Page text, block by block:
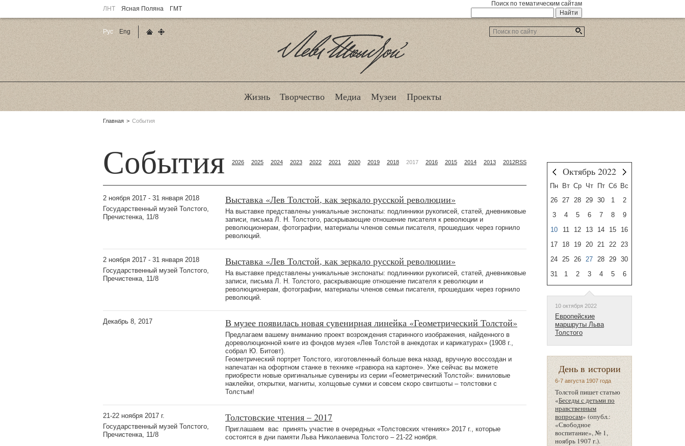
ЛНТ Ясная Поляна ГМТ
Поиск по тематическим сайтам
Лев Толстой
Жизнь Творчество Медиа Музеи Проекты
Родительские
Главная События
События 2026 2025 2024 2023 2022 2021 2020 2019 2018 2017 2016 2015 2014 2013 2012RSS
2 ноября 2017 - 31 января 2018
Государственный музей Толстого,
Пречистенка, 11/8
Выставка «Лев Толстой, как зеркало русской революции»
На выставке представлены уникальные экспонаты: подлинники рукописей, статей, дневниковые
записи, письма Л. Н. Толстого, раскрывающие отношение писателя к революции и
революционерам, фотографии, материалы членов семьи писателя, прошедших через горнило
революций.
2 ноября 2017 - 31 января 2018
Государственный музей Толстого,
Пречистенка, 11/8
Выставка «Лев Толстой, как зеркало русской революции»
На выставке представлены уникальные экспонаты: подлинники рукописей, статей, дневниковые
записи, письма Л. Н. Толстого, раскрывающие отношение писателя к революции и
революционерам, фотографии, материалы членов семьи писателя, прошедших через горнило
революций.
Декабрь 8, 2017 В музее появилась новая сувенирная линейка «Геометрический Толстой»
Предлагаем вашему вниманию проект возрождения старинного изображения, найденного в
дореволюционной книге из фондов музея «Лев Толстой в анекдотах и карикатурах» (1908 г.,
собрал Ю. Битовт).
Геометрический портрет Толстого, изготовленный больше века назад, вручную воссоздан и
напечатан на офортном станке в технике «гравюра на картоне». Уже сейчас вы можете
приобрести новые оригинальные сувениры из серии «Геометрический Толстой»: виниловые
наклейки, открытки, магниты, холщовые сумки и совсем скоро свитшоты – толстовки с
Толстым!
21-22 ноября 2017 г.
Государственный музей Толстого,
Пречистенка, 11/8
Толстовские чтения – 2017
Приглашаем вас принять участие в очередных «Толстовских чтениях» 2017 г., которые
состоятся в дни памяти Льва Николаевича Толстого – 21-22 ноября.
Октябрь 2022
Пн Вт Ср Чт Пт Сб Вс
26
27 28 29 30 1
2
3
4 5 6 7 8
9
10
11 12 13 14 15
16
17
18 19 20 21 22
23
24
25 26 27 28 29
30
31
1 2 3 4 5 6
10 октября 2022
Европейские
маршруты Льва
Толстого
День в истории
6-7 августа 1907 года
Толстой пишет статью
«Беседы с детьми по
нравственным
вопросам» (опубл.:
«Свободное
воспитание», № 1,
ноябрь 1907 г.).
Рус
Eng